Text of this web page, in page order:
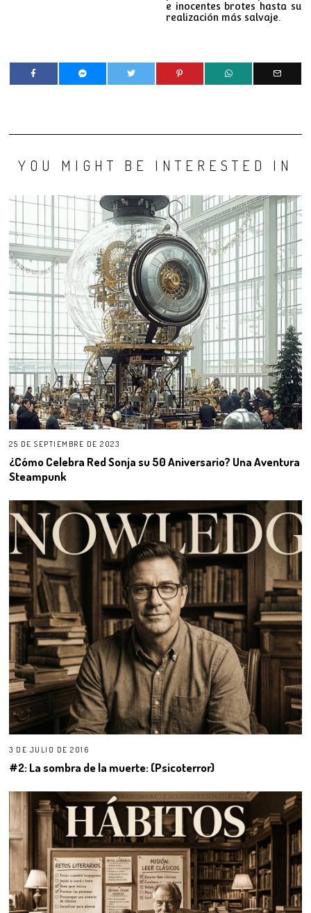
e inocentes brotes hasta su
realización más salvaje.
YOU MIGHT BE INTERESTED IN
25 DE SEPTIEMBRE DE 2023
¿Cómo Celebra Red Sonja su 50 Aniversario? Una Aventura
Steampunk
3 DE JULIO DE 2016
#2: La sombra de la muerte: (Psicoterror)